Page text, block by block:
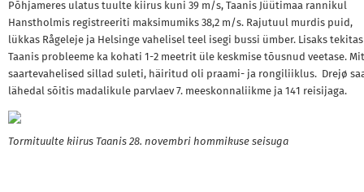
Põhjameres ulatus tuulte kiirus kuni 39 m/s, Taanis Jüütimaa rannikul
Hanstholmis registreeriti maksimumiks 38,2 m/s. Rajutuul murdis puid,
lükkas Rågeleje ja Helsinge vahelisel teel isegi bussi ümber. Lisaks tekitas
Taanis probleeme ka kohati 1-2 meetrit üle keskmise tõusnud veetase.
saartevahelised sillad suleti, häiritud oli praami- ja rongiliiklus. Drejø
lähedal sõitis madalikule parvlaev 7. meeskonnaliikme ja 141 reisijaga.
Tormituulte kiirus Taanis 28. novembri hommikuse seisuga